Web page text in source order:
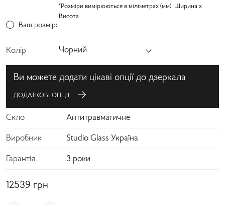
*Розміри вимірюються в міліметрах (мм). Ширина x
Висота
Ваш розмір:
Колір Чорний
Ви можете додати цікаві опції до дзеркала
ДОДАТКОВІ ОПЦІЇ
Скло Антитравматичне
Виробник Studio Glass Україна
Гарантія 3 роки
12539 грн